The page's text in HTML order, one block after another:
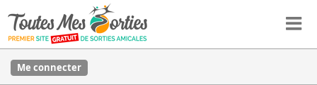
Me connecter